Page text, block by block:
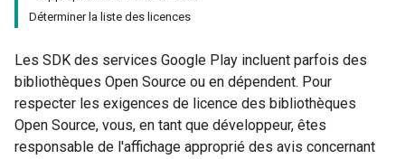
Déterminer la liste des licences
Les SDK des services Google Play incluent parfois des
bibliothèques Open Source ou en dépendent. Pour
respecter les exigences de licence des bibliothèques
Open Source, vous, en tant que développeur, êtes
responsable de l'affichage approprié des avis concernant